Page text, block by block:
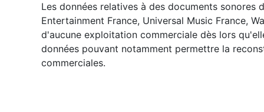
Les données relatives à des documents sonores
Entertainment France, Universal Music France,
d'aucune exploitation commerciale dès lors
données pouvant notamment permettre la
commerciales.